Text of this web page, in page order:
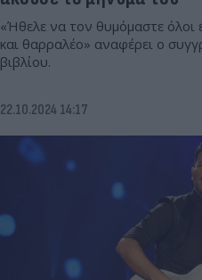
«Ήθελε να τον θυμόμαστε όλοι
και θαρραλέο» αναφέρει ο
βιβλίου.
22.10.2024 14:17